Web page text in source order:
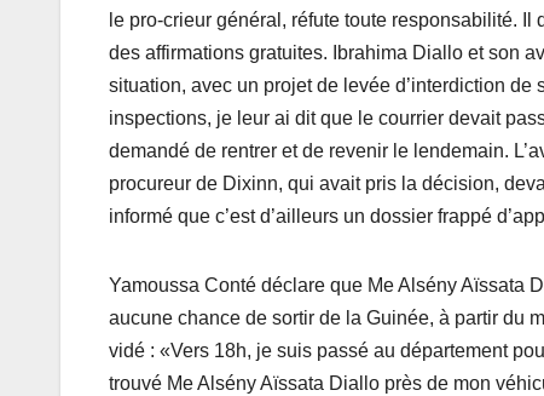
le pro-crieur général, réfute toute responsabilité.
des affirmations gratuites. Ibrahima Diallo et son
situation, avec un projet de levée d’interdiction de
inspections, je leur ai dit que le courrier devait
demandé de rentrer et de revenir le lendemain.
procureur de Dixinn, qui avait pris la décision,
informé que c’est d’ailleurs un dossier frappé
Yamoussa Conté déclare que Me Alsény Aïssata
aucune chance de sortir de la Guinée, à partir du
vidé : «Vers 18h, je suis passé au département
trouvé Me Alsény Aïssata Diallo près de mon